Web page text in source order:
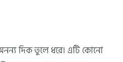
দিক তুলে ধরে। এটি কোনো